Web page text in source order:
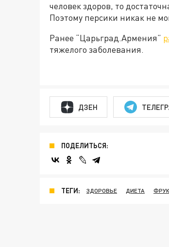
человек здоров, то
Поэтому персики никак не
Ранее “Царьград.Армения”
тяжелого заболевания.
ДЗЕН
ПОДЕЛИТЬСЯ:
ТЕГИ: ЗДОРОВЬЕ ДИЕТА